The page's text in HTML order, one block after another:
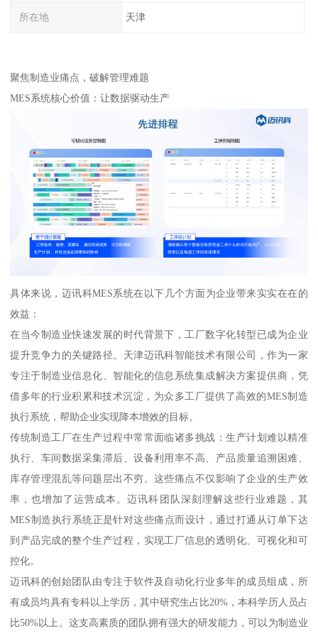
所在地 天津
聚焦制造业痛点，破解管理难题
MES系统核心价值：让数据驱动生产
具体来说，迈讯科MES系统在以下几个方面为企业带来实实在在的
效益：
在当今制造业快速发展的时代背景下，工厂数字化转型已成为企业
提升竞争力的关键路径。天津迈讯科智能技术有限公司，作为一家
专注于制造业信息化、智能化的信息系统集成解决方案提供商，凭
借多年的行业积累和技术沉淀，为众多工厂提供了高效的MES制造
执行系统，帮助企业实现降本增效的目标。
传统制造工厂在生产过程中常常面临诸多挑战：生产计划难以精准
执行、车间数据采集滞后、设备利用率不高、产品质量追溯困难、
库存管理混乱等问题层出不穷。这些痛点不仅影响了企业的生产效
率，也增加了运营成本。迈讯科团队深刻理解这些行业难题，其
MES制造执行系统正是针对这些痛点而设计，通过打通从订单下达
到产品完成的整个生产过程，实现工厂信息的透明化、可视化和可
控化。
迈讯科的创始团队由专注于软件及自动化行业多年的成员组成，所
有成员均具有专科以上学历，其中研究生占比20%，本科学历人员占
比50%以上。这支高素质的团队拥有强大的研发能力，可以为制造业